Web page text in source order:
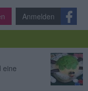
Anmelden
eine